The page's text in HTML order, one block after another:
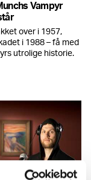
Vampyr
over i 1957,
i 1988 – få med
utrolige historie.